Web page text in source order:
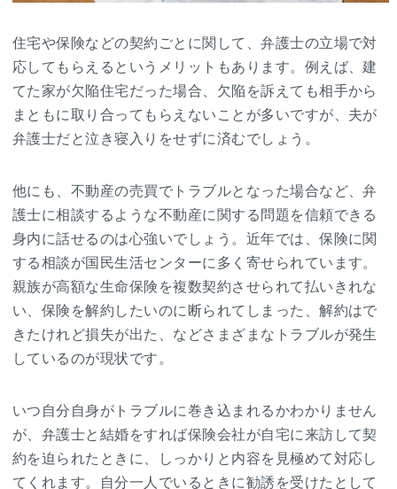
住宅や保険などの契約ごとに関して、弁護士の立場で対
応してもらえるというメリットもあります。例えば、建
てた家が欠陥住宅だった場合、欠陥を訴えても相手から
まともに取り合ってもらえないことが多いですが、夫が
弁護士だと泣き寝入りをせずに済むでしょう。
他にも、不動産の売買でトラブルとなった場合など、弁
護士に相談するような不動産に関する問題を信頼できる
身内に話せるのは心強いでしょう。近年では、保険に関
する相談が国民生活センターに多く寄せられています。
親族が高額な生命保険を複数契約させられて払いきれな
い、保険を解約したいのに断られてしまった、解約はで
きたけれど損失が出た、などさまざまなトラブルが発生
しているのが現状です。
いつ自分自身がトラブルに巻き込まれるかわかりません
が、弁護士と結婚をすれば保険会社が自宅に来訪して契
約を迫られたときに、しっかりと内容を見極めて対応し
てくれます。自分一人でいるときに勧誘を受けたとして